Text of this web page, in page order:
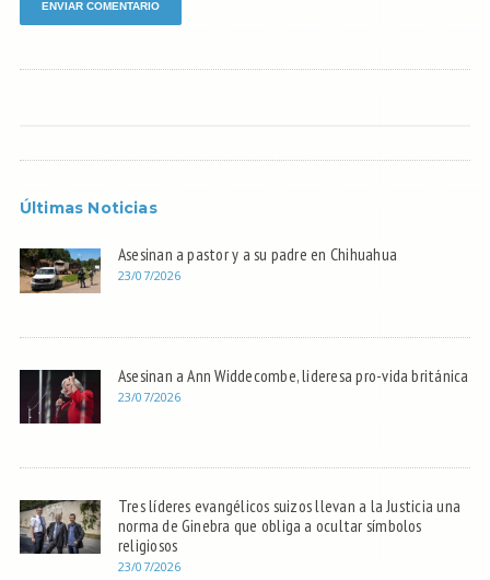
Últimas Noticias
Asesinan a pastor y a su padre en Chihuahua
23/07/2026
Asesinan a Ann Widdecombe, lideresa pro-vida británica
23/07/2026
Tres líderes evangélicos suizos llevan a la Justicia una
norma de Ginebra que obliga a ocultar símbolos
religiosos
23/07/2026